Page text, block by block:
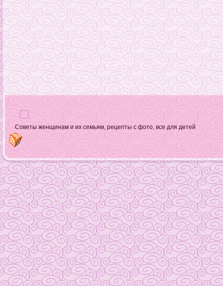
Советы женщинам и их семьям, рецепты с фото, все для детей